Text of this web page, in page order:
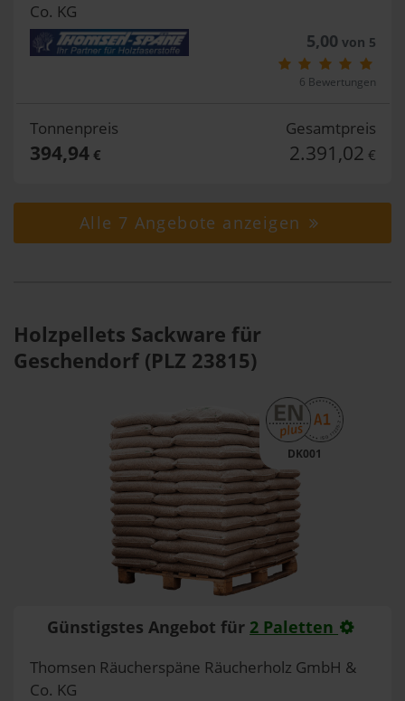
Co. KG
5,00 von 5
6 Bewertungen
Tonnenpreis
394,94€
Gesamtpreis
2.391,02 €
Alle 7 Angebote anzeigen
Holzpellets Sackware für
Geschendorf (PLZ 23815)
DK001
Günstigstes Angebot für 2 Paletten
Thomsen Räucherspäne Räucherholz GmbH &
Co. KG